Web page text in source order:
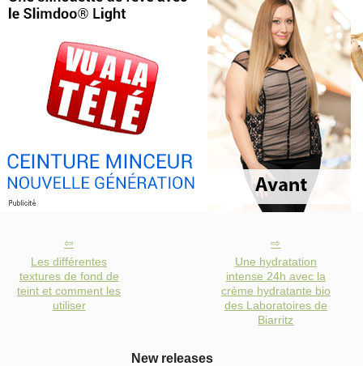
Les différentes
textures de fond de
teint et comment les
utiliser
Une hydratation
intense 24h avec la
crème hydratante bio
des Laboratoires de
Biarritz
New releases